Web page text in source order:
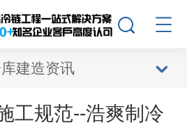
建造资讯
工规范--浩爽制冷